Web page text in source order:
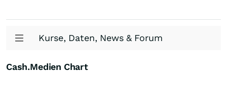
Kurse, Daten, News & Forum
Cash.Medien Chart